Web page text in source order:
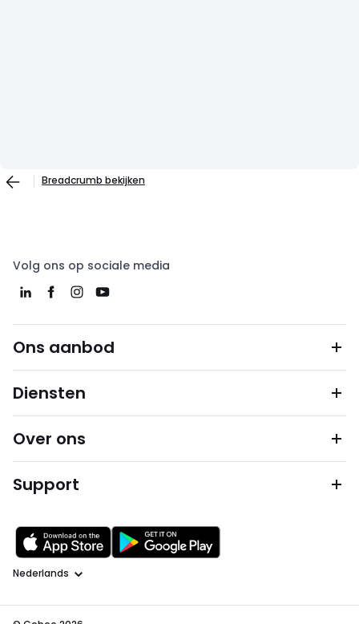
Breadcrumb bekijken
Volg ons op sociale media
Ons aanbod
Diensten
Over ons
Support
Taal